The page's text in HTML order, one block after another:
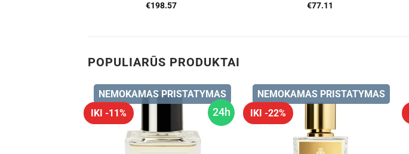
€198.57
€77.11
POPULIARŪS PRODUKTAI
24h
IKI -11%
NEMOKAMAS PRISTATYMAS
IKI -22%
NEMOKAMAS PRISTATYMAS